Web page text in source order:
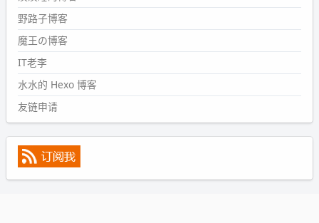
2024-09-09 19:43:00
#PubWord
表，21 年 11 月底发现 B 站上线了这部，直到前几天才看
完，还是分两次看的。。接下来有五项是 2019 年的，都是
电影 —— 略长的待办列表。。
野路子博客
魔王の博客
IT老李
水水的 Hexo 博客
友链申请